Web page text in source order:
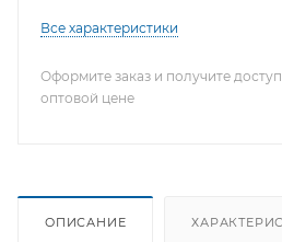
Все характеристики
Оформите заказ и получите
оптовой цене
ОПИСАНИЕ